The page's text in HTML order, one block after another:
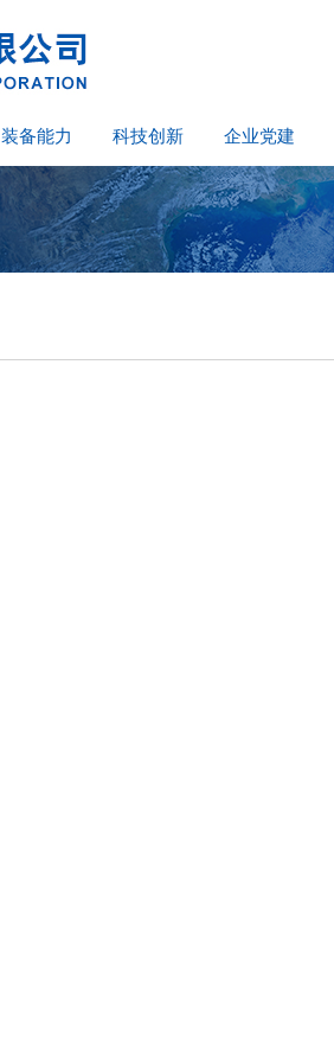
装备能力 科技创新 企业党建